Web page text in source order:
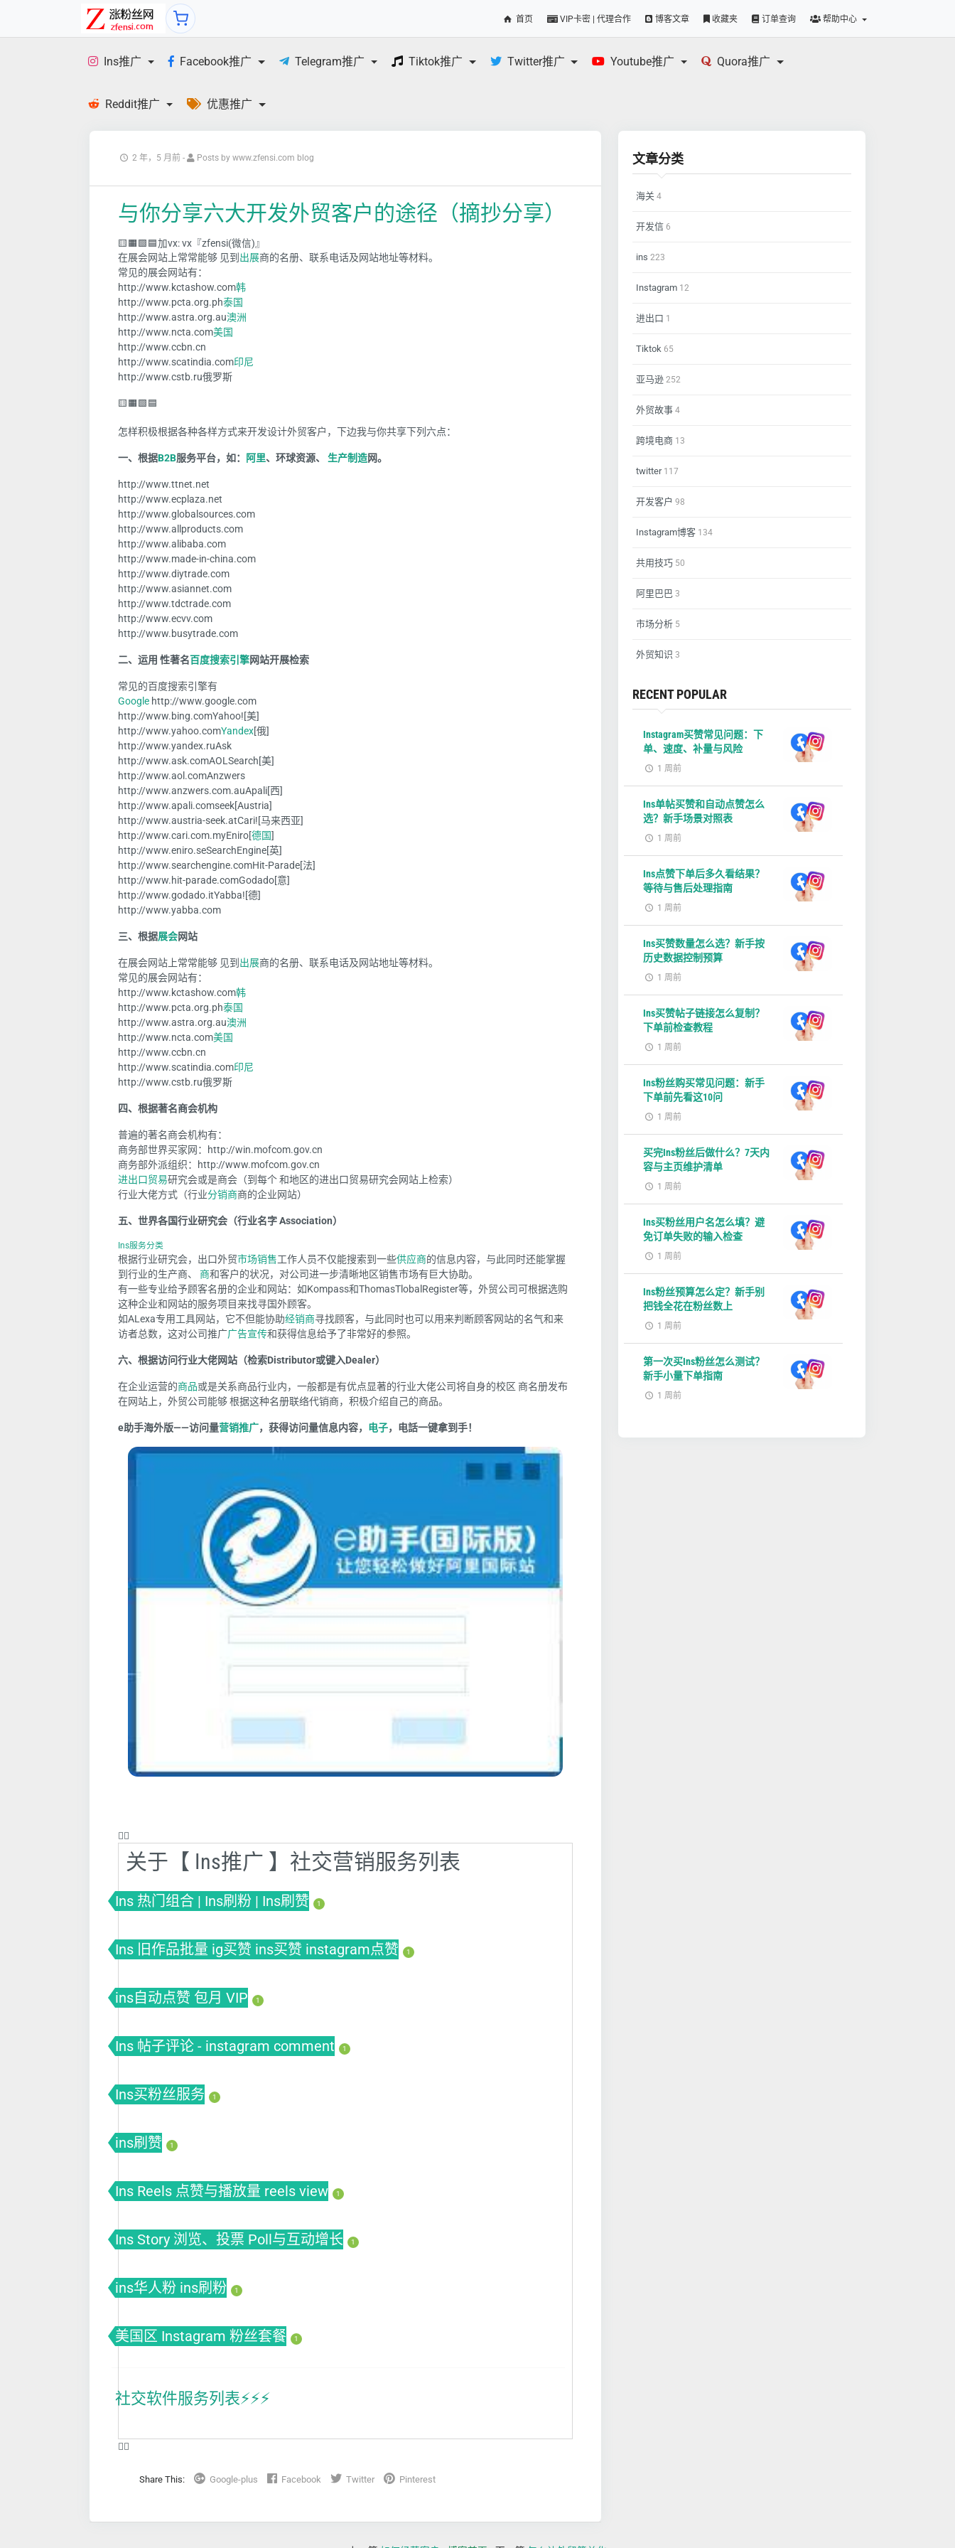
首页 VIP卡密 | 代理合作 博客文章 收藏夹 订单查询 帮助中心
Ins推广 Facebook推广 Telegram推广 Tiktok推广 Twitter推广 Youtube推广 Quora推广
Reddit推广 优惠推广
2 年，5 月前 - Posts by www.zfensi.com blog
与你分享六大开发外贸客户的途径（摘抄分享）
🟨🟧🟩🟦加vx: vx『zfensi(微信)』
在展会网站上常常能够 见到 出展商的名册、联系电话及网站地址等材料。
常见的展会网站有：
http://www.kctashow.com韩
http://www.pcta.org.ph泰国
http://www.astra.org.au澳洲
http://www.ncta.com美国
http://www.ccbn.cn
http://www.scatindia.com印尼
http://www.cstb.ru俄罗斯
🟨🟧🟩🟦
怎样积极根据各种各样方式来开发设计外贸客户，下边我与你共享下列六点：
一、根据B2B服务平台，如： 阿里、环球资源、 生产制造网。
http://www.ttnet.net
http://www.ecplaza.net
http://www.globalsources.com
http://www.allproducts.com
http://www.alibaba.com
http://www.made-in-china.com
http://www.diytrade.com
http://www.asiannet.com
http://www.tdctrade.com
http://www.ecvv.com
http://www.busytrade.com
二、运用 性著名百度搜索引擎网站开展检索
常见的百度搜索引擎有
Google http://www.google.com
http://www.bing.comYahoo![美]
http://www.yahoo.comYandex[俄]
http://www.yandex.ruAsk
http://www.ask.comAOLSearch[美]
http://www.aol.comAnzwers
http://www.anzwers.com.auApali[西]
http://www.apali.comseek[Austria]
http://www.austria-seek.atCari![马来西亚]
http://www.cari.com.myEniro[德国]
http://www.eniro.seSearchEngine[英]
http://www.searchengine.comHit-Parade[法]
http://www.hit-parade.comGodado[意]
http://www.godado.itYabba![德]
http://www.yabba.com
三、根据展会网站
在展会网站上常常能够 见到 出展商的名册、联系电话及网站地址等材料。
常见的展会网站有：
http://www.kctashow.com韩
http://www.pcta.org.ph泰国
http://www.astra.org.au澳洲
http://www.ncta.com美国
http://www.ccbn.cn
http://www.scatindia.com印尼
http://www.cstb.ru俄罗斯
四、根据著名商会机构
普遍的著名商会机构有：
商务部世界买家网：
http://win.mofcom.gov.cn
商务部外派组织：
http://www.mofcom.gov.cn
进出口贸易研究会或是商会（到每个 和地区的进出口贸易研究会网站上检索）
行业大佬方式（行业分销商商的企业网站）
五、世界各国行业研究会（行业名字 Association）
Ins服务分类
根据行业研究会，出口外贸市场销售工作人员不仅能搜索到一些供应商的信息内容，与此同时还能掌握
到行业的生产商、
商和客户的状况，对公司进一步清晰地区销售市场有巨大协助。
有一些专业给予顾客名册的企业和网站：如Kompass和ThomasTlobalRegister等，外贸公司可根据选购
这种企业和网站的服务项目来找寻国外顾客。
如ALexa专用工具网站，它不但能协助经销商寻找顾客，与此同时也可以用来判断顾客网站的名气和来
访者总数，这对公司推广广告宣传和获得信息给予了非常好的参照。
六、根据访问行业大佬网站（检索Distributor或键入Dealer）
在企业运营的商品或是关系商品行业内，一般都是有优点显著的行业大佬公司将自身的校区 商名册发布
在网站上，外贸公司能够 根据这种名册联络代销商，积极介绍自己的商品。
e助手海外版——访问量营销推广，获得访问量信息内容， 电子，电話一键拿到手！
❤️‍🔥
关于【 Ins推广 】社交营销服务列表
Ins 热门组合 | Ins刷粉 | Ins刷赞 1
Ins 旧作品批量 ig买赞 ins买赞 instagram点赞 1
ins自动点赞 包月 VIP 1
Ins 帖子评论 - instagram comment 1
Ins买粉丝服务 1
ins刷赞 1
Ins Reels 点赞与播放量 reels view 1
Ins Story 浏览、投票 Poll与互动增长 1
ins华人粉 ins刷粉 1
美国区 Instagram 粉丝套餐 1
社交软件服务列表⚡️⚡️⚡️
❤️‍🔥
Share This: Google-plus Facebook Twitter Pinterest
文章分类
海关 4
开发信 6
ins 223
Instagram 12
进出口 1
Tiktok 65
亚马逊 252
外贸故事 4
跨境电商 13
twitter117
开发客户 98
Instagram博客 134
共用技巧 50
阿里巴巴 3
市场分析 5
外贸知识 3
RECENT POPULAR
Instagram买赞常见问题：下
单、速度、补量与风险
1 周前
Ins单帖买赞和自动点赞怎么
选？新手场景对照表
1 周前
Ins点赞下单后多久看结果？
等待与售后处理指南
1 周前
Ins买赞数量怎么选？新手按
历史数据控制预算
1 周前
Ins买赞帖子链接怎么复制？
下单前检查教程
1 周前
Ins粉丝购买常见问题：新手
下单前先看这10问
1 周前
买完Ins粉丝后做什么？7天内
容与主页维护清单
1 周前
Ins买粉丝用户名怎么填？避
免订单失败的输入检查
1 周前
Ins粉丝预算怎么定？新手别
把钱全花在粉丝数上
1 周前
第一次买Ins粉丝怎么测试？
新手小量下单指南
1 周前